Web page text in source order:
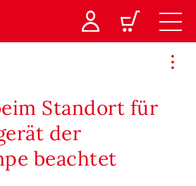
Standort für
der
beachtet